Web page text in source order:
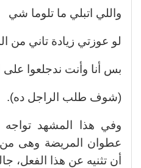
واللي اتبلي ما تلوما شي
لو عوزتي زيادة تاني من
بس أنا وأنت ندجلعوا
(شوف طلب الراجل ده).
وفي هذا المشهد
عطوان المريضة وهى
أن تثنيه عن هذا الفعل،